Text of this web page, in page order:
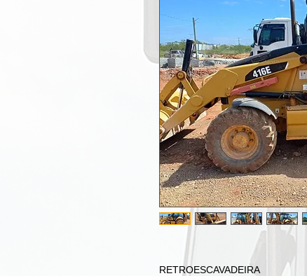
RETROESCAVADEIRA